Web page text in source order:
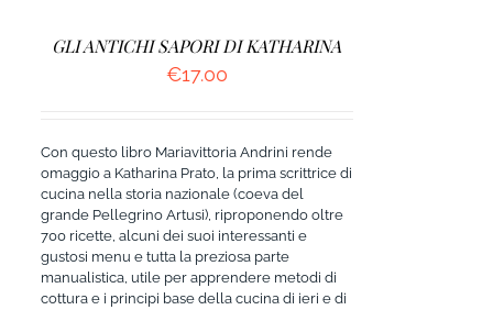
GLI ANTICHI SAPORI DI KATHARINA
€17.00
Con questo libro Mariavittoria Andrini rende
omaggio a Katharina Prato, la prima scrittrice di
cucina nella storia nazionale (coeva del
grande Pellegrino Artusi), riproponendo oltre
700 ricette, alcuni dei suoi interessanti e
gustosi menu e tutta la preziosa parte
manualistica, utile per apprendere metodi di
cottura e i principi base della cucina di ieri e di